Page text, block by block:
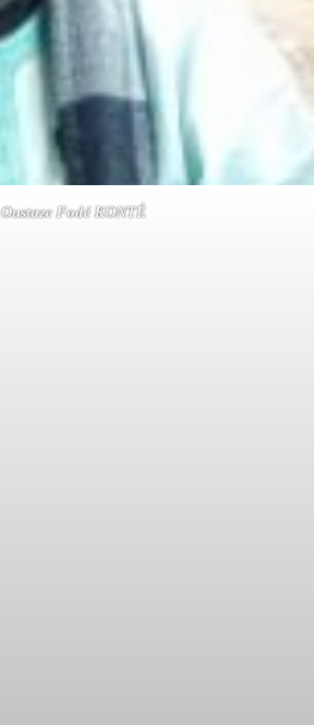
Oustaze Fodé KONTÉ